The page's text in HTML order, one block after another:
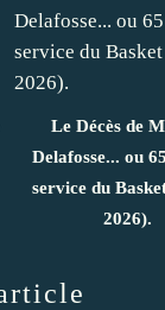
Le Décès de
Delafosse... ou
service du
2026).